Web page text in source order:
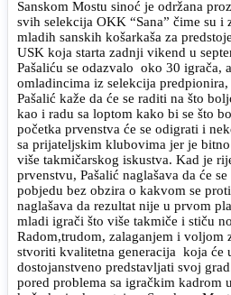
Sanskom Mostu sinoć je održana
svih selekcija OKK “Sana” čime su i
mladih sanskih košarkaša za
USK koja starta zadnji vikend u
Pašaliću se odazvalo oko 30 igrača,
omladincima iz selekcija
Pašalić kaže da će se raditi na što
kao i radu sa loptom kako bi se što
početka prvenstva će se odigrati i
sa prijateljskim klubovima jer je
više takmičarskog iskustva. Kad je
prvenstvu, Pašalić naglašava da će
pobjedu bez obzira o kakvom se
naglašava da rezultat nije u prvom
mladi igrači što više takmiče i stiču
Radom,trudom, zalaganjem i voljom
stvoriti kvalitetna generacija koja će
dostojanstveno predstavljati svoj
pored problema sa igračkim kadrom